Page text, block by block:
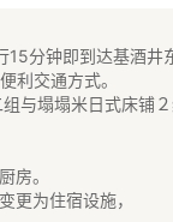
分钟即到达基酒井
利交通方式。
与塌塌米日式床铺２
房。
更为住宿设施，